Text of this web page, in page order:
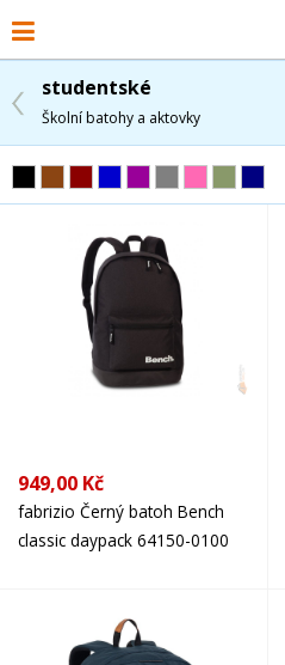
studentské
Školní batohy a aktovky
949,00 Kč
fabrizio Černý batoh Bench
classic daypack 64150-0100